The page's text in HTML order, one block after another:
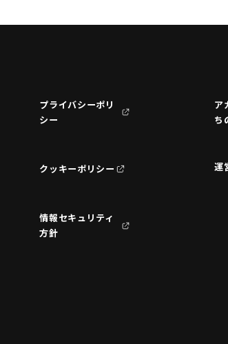
プライバシーポリ
シー
クッキーポリシー
情報セキュリティ
方針
ア
ち
運